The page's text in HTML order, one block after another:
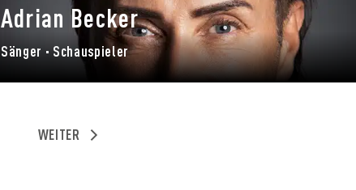
Adrian Becker
Sänger · Schauspieler
WEITER